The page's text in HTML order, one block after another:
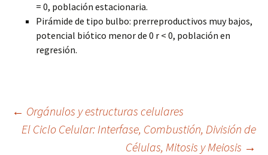
= 0, población estacionaria.
Pirámide de tipo bulbo: prerreproductivos muy bajos,
potencial biótico menor de 0 r < 0, población en
regresión.
Navegación
← Orgánulos y estructuras celulares
El Ciclo Celular: Interfase, Combustión, División de
Células, Mitosis y Meiosis →